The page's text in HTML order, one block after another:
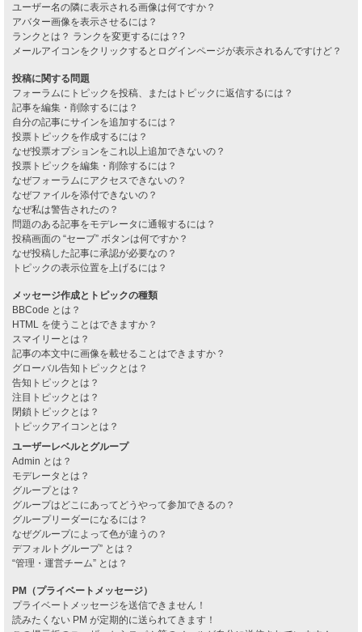
ユーザー名の隣に表示される画像は何ですか？
アバター画像を表示させるには？
ランクとは？ ランクを変更するには？?
メールアイコンをクリックするとログインページが表示されるんですけど？
投稿に関する問題
フォーラムにトピックを投稿、またはトピックに返信するには？
記事を編集・削除するには？
自分の記事にサインを追加するには？
投票トピックを作成するには？
なぜ投票オプションをこれ以上追加できないの？
投票トピックを編集・削除するには？
なぜフォーラムにアクセスできないの？
なぜファイルを添付できないの？
なぜ私は警告されたの？
問題のある記事をモデレータに通報するには？
投稿画面の “セーブ” ボタンは何ですか？
なぜ投稿した記事に承認が必要なの？
トピックの表示位置を上げるには？
メッセージ作成とトピックの種類
BBCode とは？
HTML を使うことはできますか？
スマイリーとは？
記事の本文中に画像を載せることはできますか？
グローバル告知トピックとは？
告知トピックとは？
注目トピックとは？
閉鎖トピックとは？
トピックアイコンとは？
ユーザーレベルとグループ
Admin とは？
モデレータとは？
グループとは？
グループはどこにあってどうやって参加できるの？
グループリーダーになるには？
なぜグループによって色が違うの？
デフォルトグループ” とは？
“管理・運営チーム” とは？
PM（プライベートメッセージ）
プライベートメッセージを送信できません！
読みたくない PM が定期的に送られてきます！